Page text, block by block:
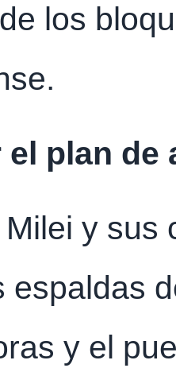
los
el plan de
y sus
espaldas
y el